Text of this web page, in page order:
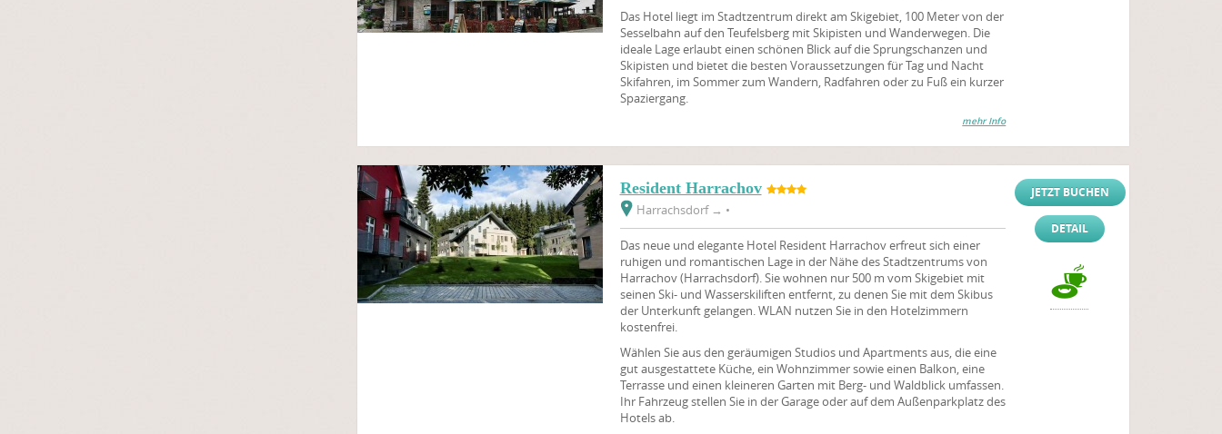
Das Hotel liegt im Stadtzentrum direkt am Skigebiet, 100 Meter von der
Sesselbahn auf den Teufelsberg mit Skipisten und Wanderwegen. Die
ideale Lage erlaubt einen schönen Blick auf die Sprungschanzen und
Skipisten und bietet die besten Voraussetzungen für Tag und Nacht
Skifahren, im Sommer zum Wandern, Radfahren oder zu Fuß ein kurzer
Spaziergang.
mehr Info
Resident Harrachov
Harrachsdorf → •
Das neue und elegante Hotel Resident Harrachov erfreut sich einer
ruhigen und romantischen Lage in der Nähe des Stadtzentrums von
Harrachov (Harrachsdorf). Sie wohnen nur 500 m vom Skigebiet mit
seinen Ski- und Wasserskiliften entfernt, zu denen Sie mit dem Skibus
der Unterkunft gelangen. WLAN nutzen Sie in den Hotelzimmern
kostenfrei.
Wählen Sie aus den geräumigen Studios und Apartments aus, die eine
gut ausgestattete Küche, ein Wohnzimmer sowie einen Balkon, eine
Terrasse und einen kleineren Garten mit Berg- und Waldblick umfassen.
Ihr Fahrzeug stellen Sie in der Garage oder auf dem Außenparkplatz des
Hotels ab.
JETZT BUCHEN
DETAIL